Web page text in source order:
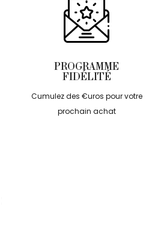
PROGRAMME
FIDÉLITÉ
Cumulez des €uros pour votre
prochain achat